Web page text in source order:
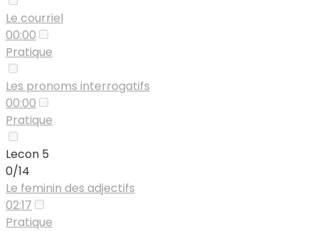
Le courriel
00:00
Pratique
Les pronoms interrogatifs
00:00
Pratique
Lecon 5
0/14
Le feminin des adjectifs
02:17
Pratique